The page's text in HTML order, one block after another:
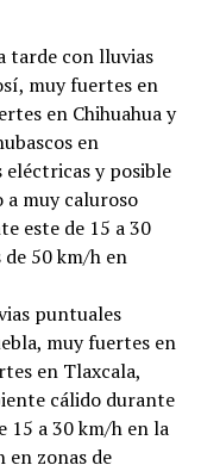
tarde con lluvias
muy fuertes en
en Chihuahua y
en
eléctricas y posible
a muy caluroso
este de 15 a 30
de 50 km/h en
puntuales
muy fuertes en
en Tlaxcala,
cálido durante
15 a 30 km/h en la
en zonas de